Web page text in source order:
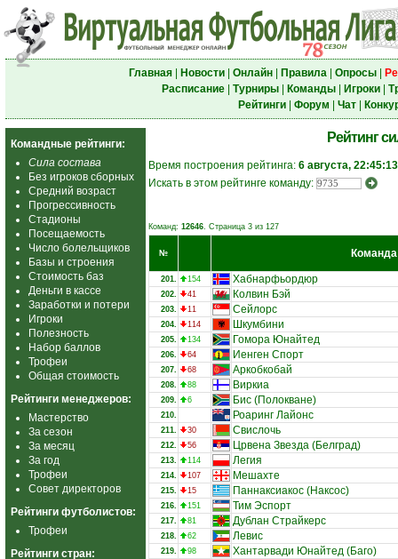
Главная| Новости| Онлайн| Правила| Опросы|
Расписание| Турниры| Команды| Игроки|
Рейтинги| Форум Чат|
Командные рейтинги:
Сила состава
Без игроков сборных
Средний возраст
Прогрессивность
Стадионы
Посещаемость
Число болельщиков
Базы и строения
Стоимость баз
Деньги в кассе
Заработки и потери
Игроки
Полезность
Набор баллов
Трофеи
Общая стоимость
Рейтинги менеджеров:
Мастерство
За сезон
За месяц
За год
Трофеи
Совет директоров
Рейтинги футболистов:
Трофеи
Рейтинги стран:
Рейтинг
Время построения рейтинга: 6 августа, 22:45:13
Искать в этом рейтинге команду:
Команд: 12646. Страница 3 из 127
№ Команда
201. 154 Хабнарфьордюр
202. 41 Колвин Бэй
203. 11 Сейлорс
204. 114 Шкумбини
205. 134 Гомора Юнайтед
206. 64 Иенген Спорт
207. 68 Аркобкобай
208. 88 Виркиа
209. 6 Бис (Полокване)
210. Роаринг Лайонс
211. 30 Свислочь
212. 56 Црвена Звезда (Белград)
213. 114 Легия
214. 107 Мешахте
215. 15 Паннаксиакос (Наксос)
216. 151 Тим Эспорт
217. 81 Дублан Страйкерс
218. 62 Левис
219. 98 Хантарвади Юнайтед (Баго)